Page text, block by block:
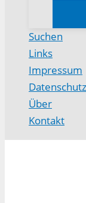
Suchen
Links
Impressum
Datenschutz
Über
Kontakt